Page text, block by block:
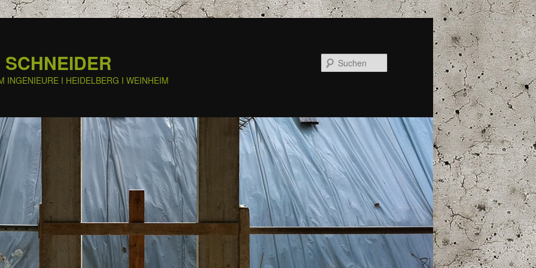
INGENIEURE I HEIDELBERG I WEINHEIM